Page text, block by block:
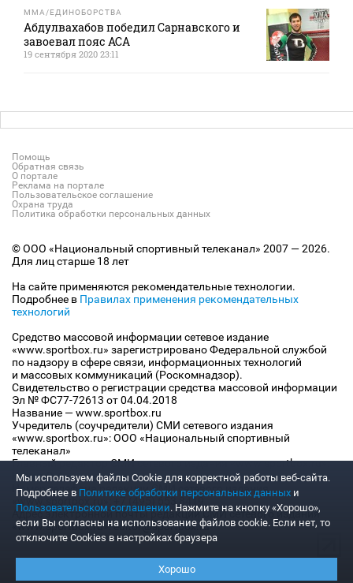
MMA/ЕДИНОБОРСТВА
Абдулвахабов победил Сарнавского и
завоевал пояс ACA
19 сентября 2020 23:11
Помощь
Обратная связь
О портале
Реклама на портале
Пользовательское соглашение
Охрана труда
Политика обработки персональных данных
© ООО «Национальный спортивный телеканал» 2007 — 2026.
Для лиц старше 18 лет
На сайте применяются рекомендательные технологии.
Подробнее в Правилах применения рекомендательных
технологий
Средство массовой информации сетевое издание
«www.sportbox.ru» зарегистрировано Федеральной службой
по надзору в сфере связи, информационных технологий
и массовых коммуникаций (Роскомнадзор).
Свидетельство о регистрации средства массовой информации
Эл № ФС77-72613 от 04.04.2018
Название — www.sportbox.ru
Учредитель (соучредители) СМИ сетевого издания
«www.sportbox.ru»: ООО «Национальный спортивный
телеканал»
Главный редактор СМИ сетевого издания «www.sportbox.ru»:
Конов В.А.
Номер телефона редакции СМИ сетевого издания
«www.sportbox.ru»: +7 (495) 653 8419
Адрес электронной почты редакции СМИ сетевого издания
«www.sportbox.ru»: editor@sportbox.ru
Мы используем файлы Сookie для корректной работы веб-сайта.
Подробнее в Политике обработки персональных данных и
Пользовательском соглашении. Нажмите на кнопку «Хорошо»,
если Вы согласны на использование файлов cookie. Если нет, то
отключите Cookies в настройках браузера
Хорошо